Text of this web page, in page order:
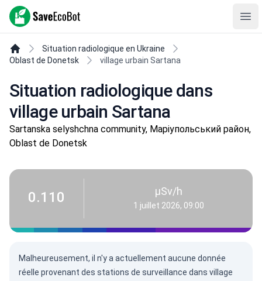
SaveEcoBot
Situation radiologique en Ukraine
Oblast de Donetsk
village urbain Sartana
Situation radiologique dans
village urbain Sartana
Sartanska selyshchna community, Маріупольський район,
Oblast de Donetsk
0.110 µSv/h
1 juillet 2026, 09:00
Malheureusement, il n'y a actuellement aucune donnée
réelle provenant des stations de surveillance dans village